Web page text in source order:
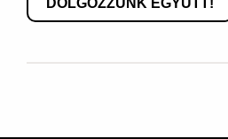
DOLGOZZUNK EGYÜTT!